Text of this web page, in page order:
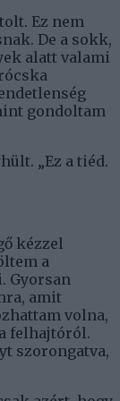
Ez nem
De a sokk,
alatt valami
gondoltam
„Ez a tiéd.
kézzel
a
Gyorsan
amit
volna,
felhajtóról.
szorongatva,